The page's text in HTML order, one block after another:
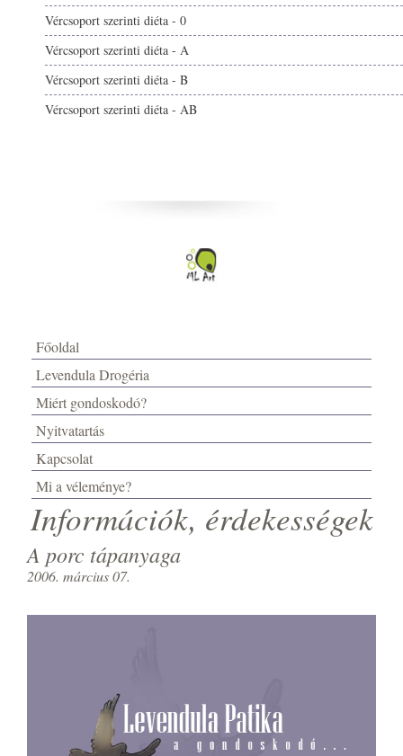
Vércsoport szerinti diéta - 0
Vércsoport szerinti diéta - A
Vércsoport szerinti diéta - B
Vércsoport szerinti diéta - AB
Főoldal
Levendula Drogéria
Miért gondoskodó?
Nyitvatartás
Kapcsolat
Mi a véleménye?
Információk, érdekességek
A porc tápanyaga
2006. március 07.